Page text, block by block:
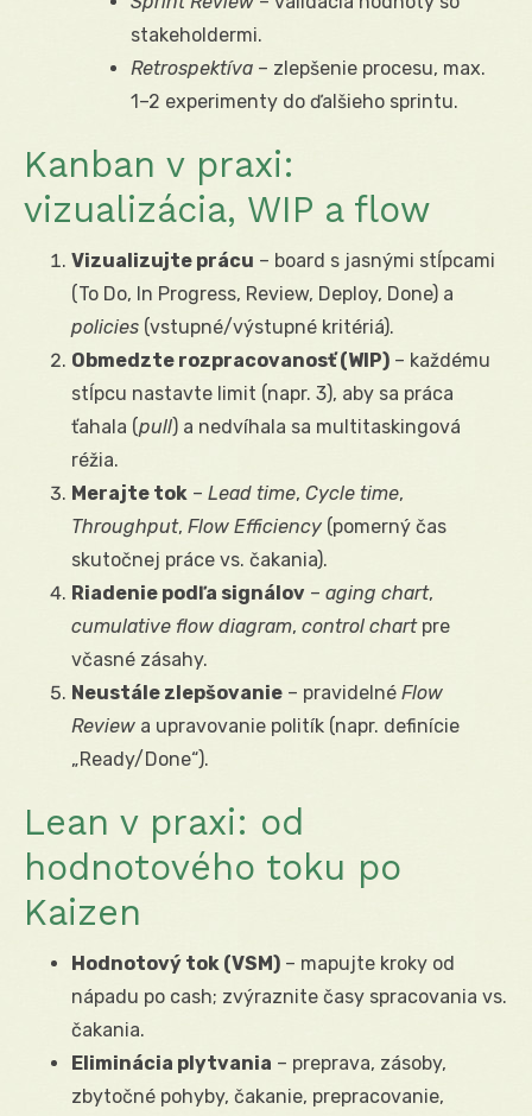
stakeholdermi.
Retrospektíva – zlepšenie procesu, max.
1–2 experimenty do ďalšieho sprintu.
Kanban v praxi:
vizualizácia, WIP a flow
Vizualizujte prácu – board s jasnými stĺpcami
(To Do, In Progress, Review, Deploy, Done) a
policies (vstupné/výstupné kritériá).
Obmedzte rozpracovanosť (WIP) – každému
stĺpcu nastavte limit (napr. 3), aby sa práca
ťahala (pull) a nedvíhala sa multitaskingová
réžia.
Merajte tok – Lead time, Cycle time,
Throughput, Flow Efficiency (pomerný čas
skutočnej práce vs. čakania).
Riadenie podľa signálov – aging chart,
cumulative flow diagram, control chartpre
včasné zásahy.
Neustále zlepšovanie – pravidelné Flow
Review a upravovanie politík (napr. definície
„Ready/Done“).
Lean v praxi: od
hodnotového toku po
Kaizen
Hodnotový tok (VSM) – mapujte kroky od
nápadu po cash; zvýraznite časy spracovania vs.
čakania.
Eliminácia plytvania – preprava, zásoby,
zbytočné pohyby, čakanie, prepracovanie,